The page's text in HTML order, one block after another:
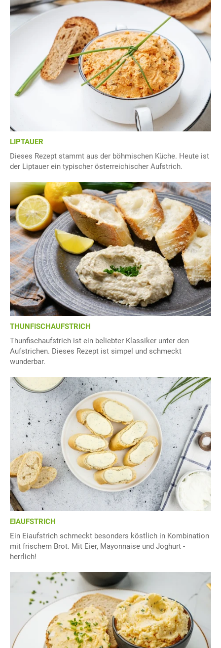
LIPTAUER
Dieses Rezept stammt aus der böhmischen Küche. Heute ist
der Liptauer ein typischer österreichischer Aufstrich.
THUNFISCHAUFSTRICH
Thunfischaufstrich ist ein beliebter Klassiker unter den
Aufstrichen. Dieses Rezept ist simpel und schmeckt
wunderbar.
EIAUFSTRICH
Ein Eiaufstrich schmeckt besonders köstlich in Kombination
mit frischem Brot. Mit Eier, Mayonnaise und Joghurt -
herrlich!